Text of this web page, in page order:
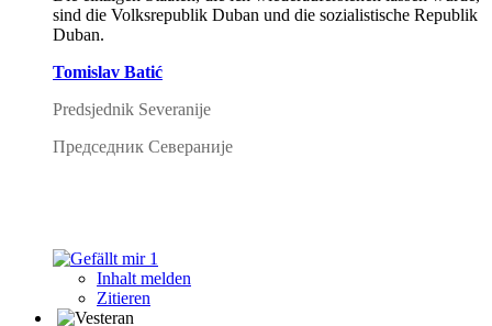
sind die Volksrepublik Duban und die sozialistische Republik
Duban.
Tomislav Batić
Predsjednik Severanije
Председник Севераније
1
Inhalt melden
Zitieren